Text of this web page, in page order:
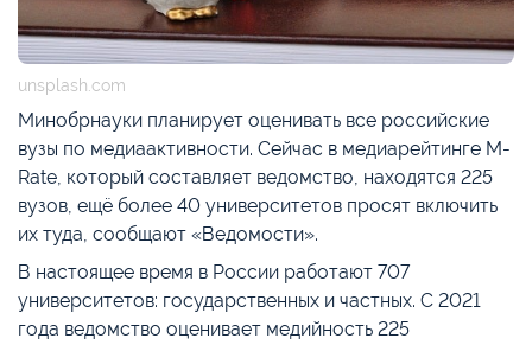
unsplash.com
Минобрнауки планирует оценивать все российские
вузы по медиаактивности. Сейчас в медиарейтинге M-
Rate, который составляет ведомство, находятся 225
вузов, ещё более 40 университетов просят включить
их туда, сообщают «Ведомости».
В настоящее время в России работают 707
университетов: государственных и частных. С 2021
года ведомство оценивает медийность 225